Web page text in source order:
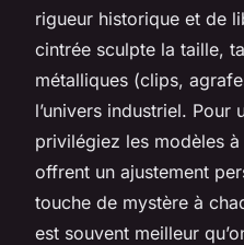
rigueur historique et de
cintrée sculpte la taille,
métalliques (clips,
l’univers industriel. Pour
privilégiez les modèles
offrent un ajustement
touche de mystère à
est souvent meilleur